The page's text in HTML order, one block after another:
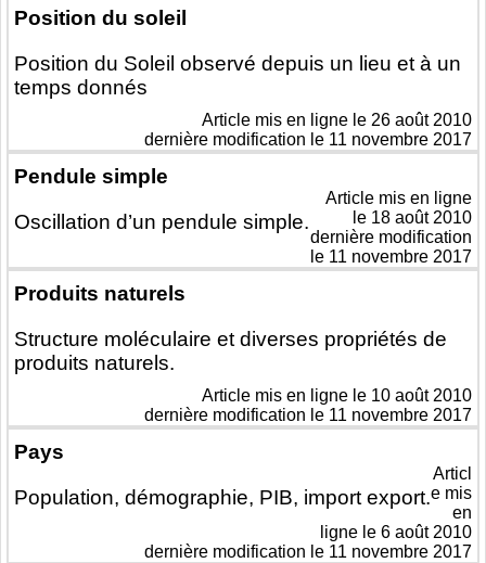
Position du soleil
Position du Soleil observé depuis un lieu et à un
temps donnés
Article mis en ligne le 26 août 2010
dernière modification le 11 novembre 2017
Pendule simple
Oscillation d’un pendule simple.
Article mis en ligne
le 18 août 2010
dernière modification
le 11 novembre 2017
Produits naturels
Structure moléculaire et diverses propriétés de
produits naturels.
Article mis en ligne le 10 août 2010
dernière modification le 11 novembre 2017
Pays
Population, démographie, PIB, import export.
Articl
e mis
en
ligne le 6 août 2010
dernière modification le 11 novembre 2017